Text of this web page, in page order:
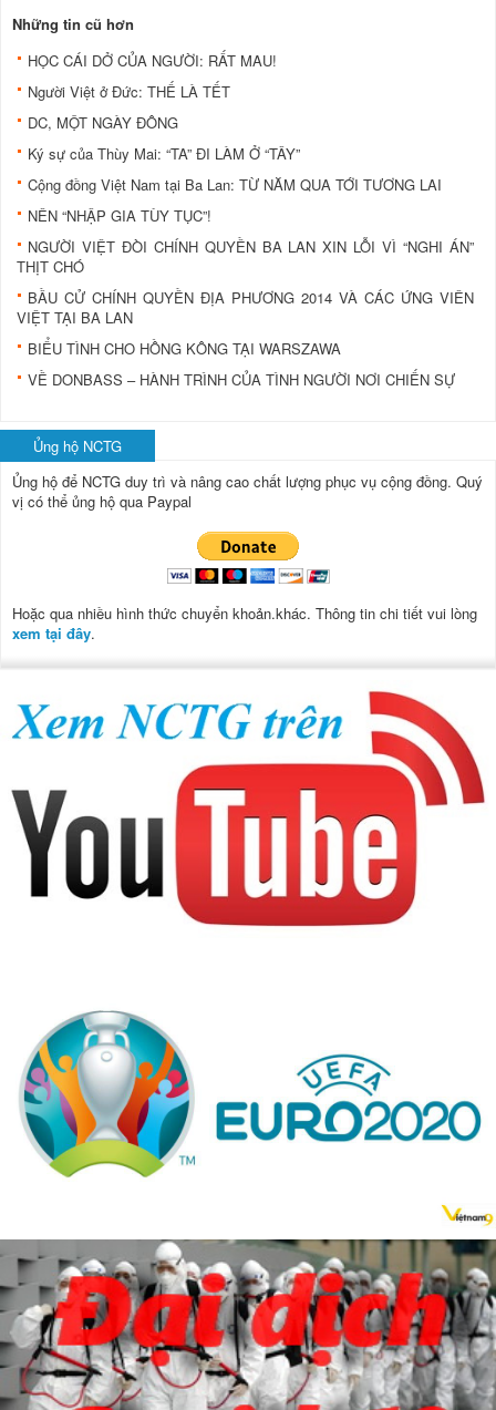
Những tin cũ hơn
HỌC CÁI DỞ CỦA NGƯỜI: RẤT MAU!
Người Việt ở Đức: THẾ LÀ TẾT
DC, MỘT NGÀY ĐÔNG
Ký sự của Thùy Mai: “TA” ĐI LÀM Ở “TÂY”
Cộng đồng Việt Nam tại Ba Lan: TỪ NĂM QUA TỚI TƯƠNG LAI
NÊN “NHẬP GIA TÙY TỤC”!
NGƯỜI VIỆT ĐÒI CHÍNH QUYỀN BA LAN XIN LỖI VÌ “NGHI ÁN”
THỊT CHÓ
BẦU CỬ CHÍNH QUYỀN ĐỊA PHƯƠNG 2014 VÀ CÁC ỨNG VIÊN
VIỆT TẠI BA LAN
BIỂU TÌNH CHO HỒNG KÔNG TẠI WARSZAWA
VỀ DONBASS – HÀNH TRÌNH CỦA TÌNH NGƯỜI NƠI CHIẾN SỰ
Ủng hộ NCTG
Ủng hộ để NCTG duy trì và nâng cao chất lượng phục vụ cộng đồng. Quý
vị có thể ủng hộ qua Paypal
Hoặc qua nhiều hình thức chuyển khoản.khác. Thông tin chi tiết vui lòng
xem tại đây.